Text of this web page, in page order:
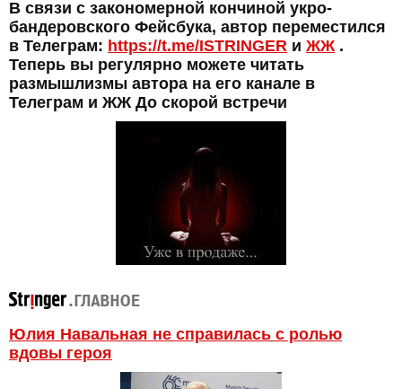
В связи с закономерной кончиной укро-
бандеровского Фейсбука, автор переместился
в Телеграм: https://t.me/ISTRINGER и ЖЖ .
Теперь вы регулярно можете читать
размышлизмы автора на его канале в
Телеграм и ЖЖ До скорой встречи
Юлия Навальная не справилась с ролью
вдовы героя